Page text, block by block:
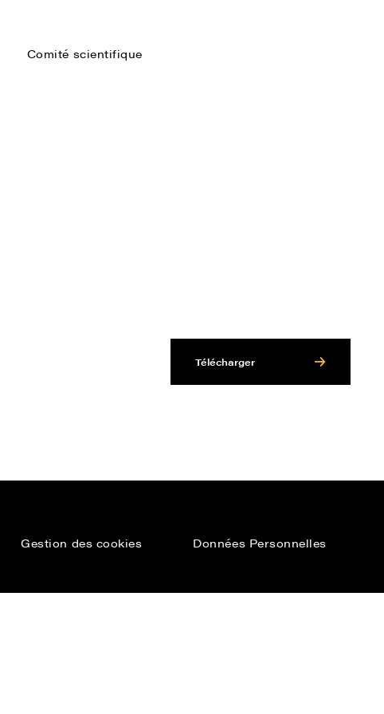
Comité scientifique
Télécharger
Gestion des cookies Données Personnelles